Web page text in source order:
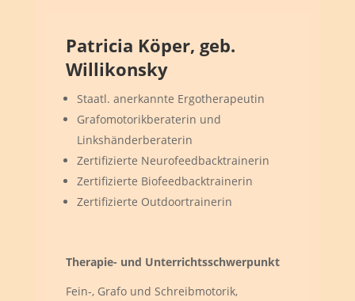
Patricia Köper, geb.
Willikonsky
Staatl. anerkannte Ergotherapeutin
Grafomotorikberaterin und
Linkshänderberaterin
Zertifizierte Neurofeedbacktrainerin
Zertifizierte Biofeedbacktrainerin
Zertifizierte Outdoortrainerin
Therapie- und Unterrichtsschwerpunkt
Fein-, Grafo und Schreibmotorik,